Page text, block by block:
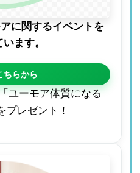
に関するイベントを
ます。
ちらから
ユーモア体質になる
プレゼント！